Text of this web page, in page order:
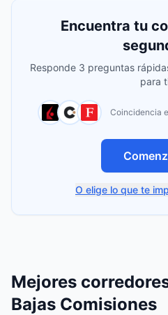
Encuentra tu
Responde 3 preguntas
para
Coincidencia
O elige lo que te
Mejores
Bajas Comisiones